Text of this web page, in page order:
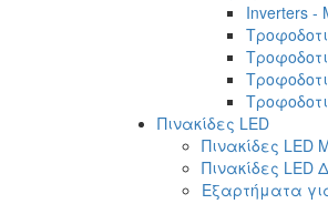
Inverters
Πινακίδες LED
Πινακίδες LED
Πινακίδες LED
Εξαρτήματα